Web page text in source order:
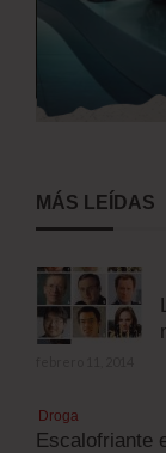
MÁS LEÍDAS
Droga
Escalofriante